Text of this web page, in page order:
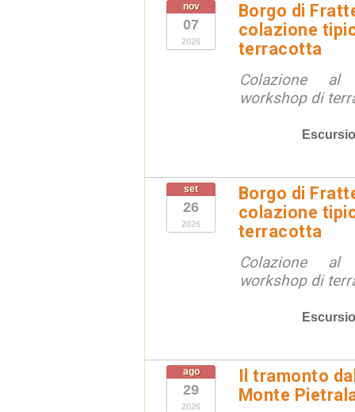
nov
07
2026
Borgo di
colazione
terracotta
Colazione al
workshop di
set
26
2026
Borgo di
colazione
terracotta
Colazione al
workshop di
ago
29
2026
Il tramonto
Monte